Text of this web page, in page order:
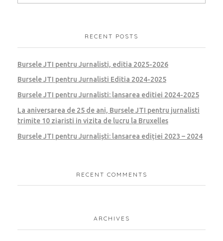
RECENT POSTS
Bursele JTI pentru Jurnalisti, editia 2025-2026
Bursele JTI pentru Jurnalisti Editia 2024-2025
Bursele JTI pentru Jurnalisti: lansarea editiei 2024-2025
La aniversarea de 25 de ani, Bursele JTI pentru jurnalisti
trimite 10 ziaristi in vizita de lucru la Bruxelles
Bursele JTI pentru Jurnaliști: lansarea ediției 2023 – 2024
RECENT COMMENTS
ARCHIVES